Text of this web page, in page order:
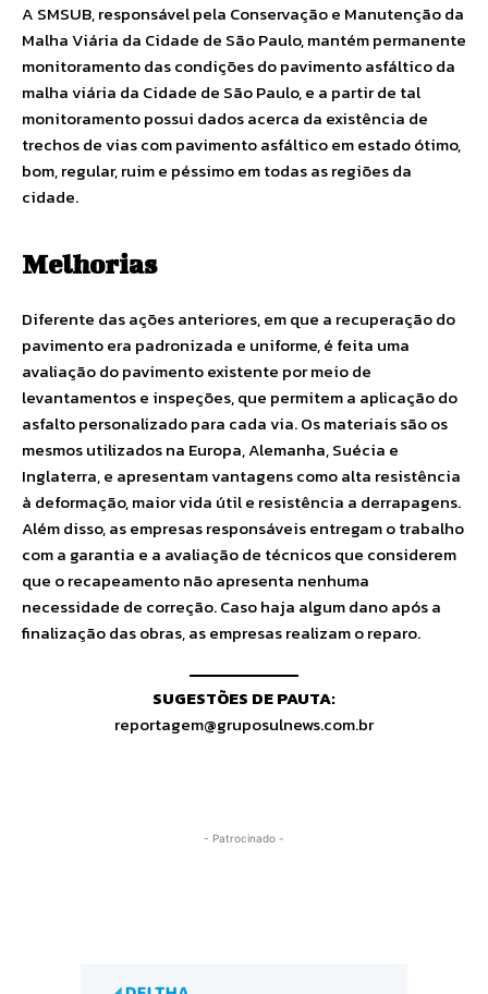
A SMSUB, responsável pela Conservação e Manutenção da
Malha Viária da Cidade de São Paulo, mantém permanente
monitoramento das condições do pavimento asfáltico da
malha viária da Cidade de São Paulo, e a partir de tal
monitoramento possui dados acerca da existência de
trechos de vias com pavimento asfáltico em estado ótimo,
bom, regular, ruim e péssimo em todas as regiões da
cidade.
Melhorias
Diferente das ações anteriores, em que a recuperação do
pavimento era padronizada e uniforme, é feita uma
avaliação do pavimento existente por meio de
levantamentos e inspeções, que permitem a aplicação do
asfalto personalizado para cada via. Os materiais são os
mesmos utilizados na Europa, Alemanha, Suécia e
Inglaterra, e apresentam vantagens como alta resistência
à deformação, maior vida útil e resistência a derrapagens.
Além disso, as empresas responsáveis entregam o trabalho
com a garantia e a avaliação de técnicos que considerem
que o recapeamento não apresenta nenhuma
necessidade de correção. Caso haja algum dano após a
finalização das obras, as empresas realizam o reparo.
SUGESTÕES DE PAUTA:
reportagem@gruposulnews.com.br
- Patrocinado -